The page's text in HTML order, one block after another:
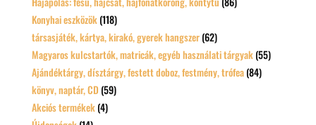
Konyhai eszközök (118)
társasjáték, kártya, kirakó, gyerek hangszer (62)
Magyaros kulcstartók, matricák, egyéb használati tárgyak (55)
Ajándéktárgy, dísztárgy, festett doboz, festmény, trófea (84)
könyv, naptár, CD (59)
Akciós termékek (4)